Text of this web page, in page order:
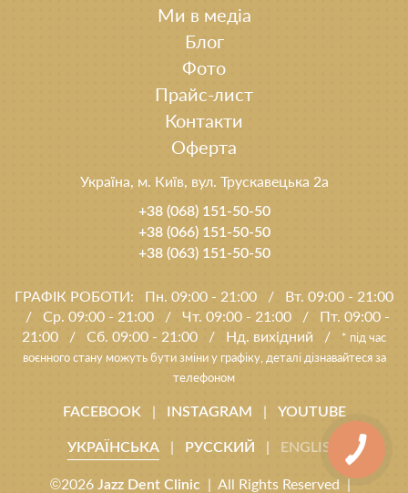
Ми в медіа
Блог
Фото
Прайс-лист
Контакти
Оферта
Україна, м. Київ, вул. Трускавецька 2а
+38 (068) 151-50-50
+38 (066) 151-50-50
+38 (063) 151-50-50
ГРАФІК РОБОТИ: Пн. 09:00 - 21:00 /
Вт. 09:00 - 21:00
/
Ср. 09:00 - 21:00 / Чт. 09:00 - 21:00 /
Пт. 09:00 -
21:00
/ Сб. 09:00 - 21:00 / Нд. вихідний /
* під час
воєнного стану можуть бути зміни у графіку, деталі дізнавайтеся за
телефоном
FACEBOOK | INSTAGRAM | YOUTUBE
©2026 Jazz Dent Clinic | All Rights Reserved |
УКРАЇНСЬКА| РУССКИЙ | ENGLISH